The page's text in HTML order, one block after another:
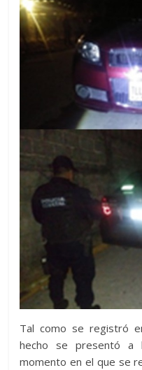
Tal como se registró
hecho se presentó a
momento en el que se